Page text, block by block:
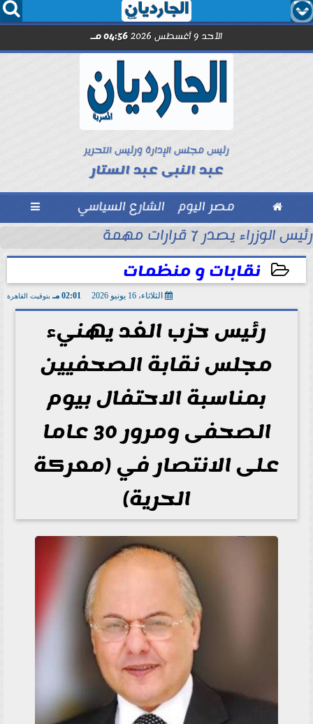
  
الأحد 9 أغسطس 2026 04:56 مـ
رئيس مجلس الإدارة ورئيس التحرير
عبد النبى عبد الستار
 مصر اليوم الشارع السياسي 
مع الصحفيين حاملى كارنيه النقابة
رئيس الوزراء يصدر 7 قرارات مهمة
نقابات و منظمات
الثلاثاء، 16 يونيو 2026 02:01 مـ بتوقيت القاهرة
رئيس حزب الغد يهنيء
مجلس نقابة الصحفيين
بمناسبة الاحتفال بيوم
الصحفى ومرور 30 عاما
على الانتصار في (معركة
الحرية)